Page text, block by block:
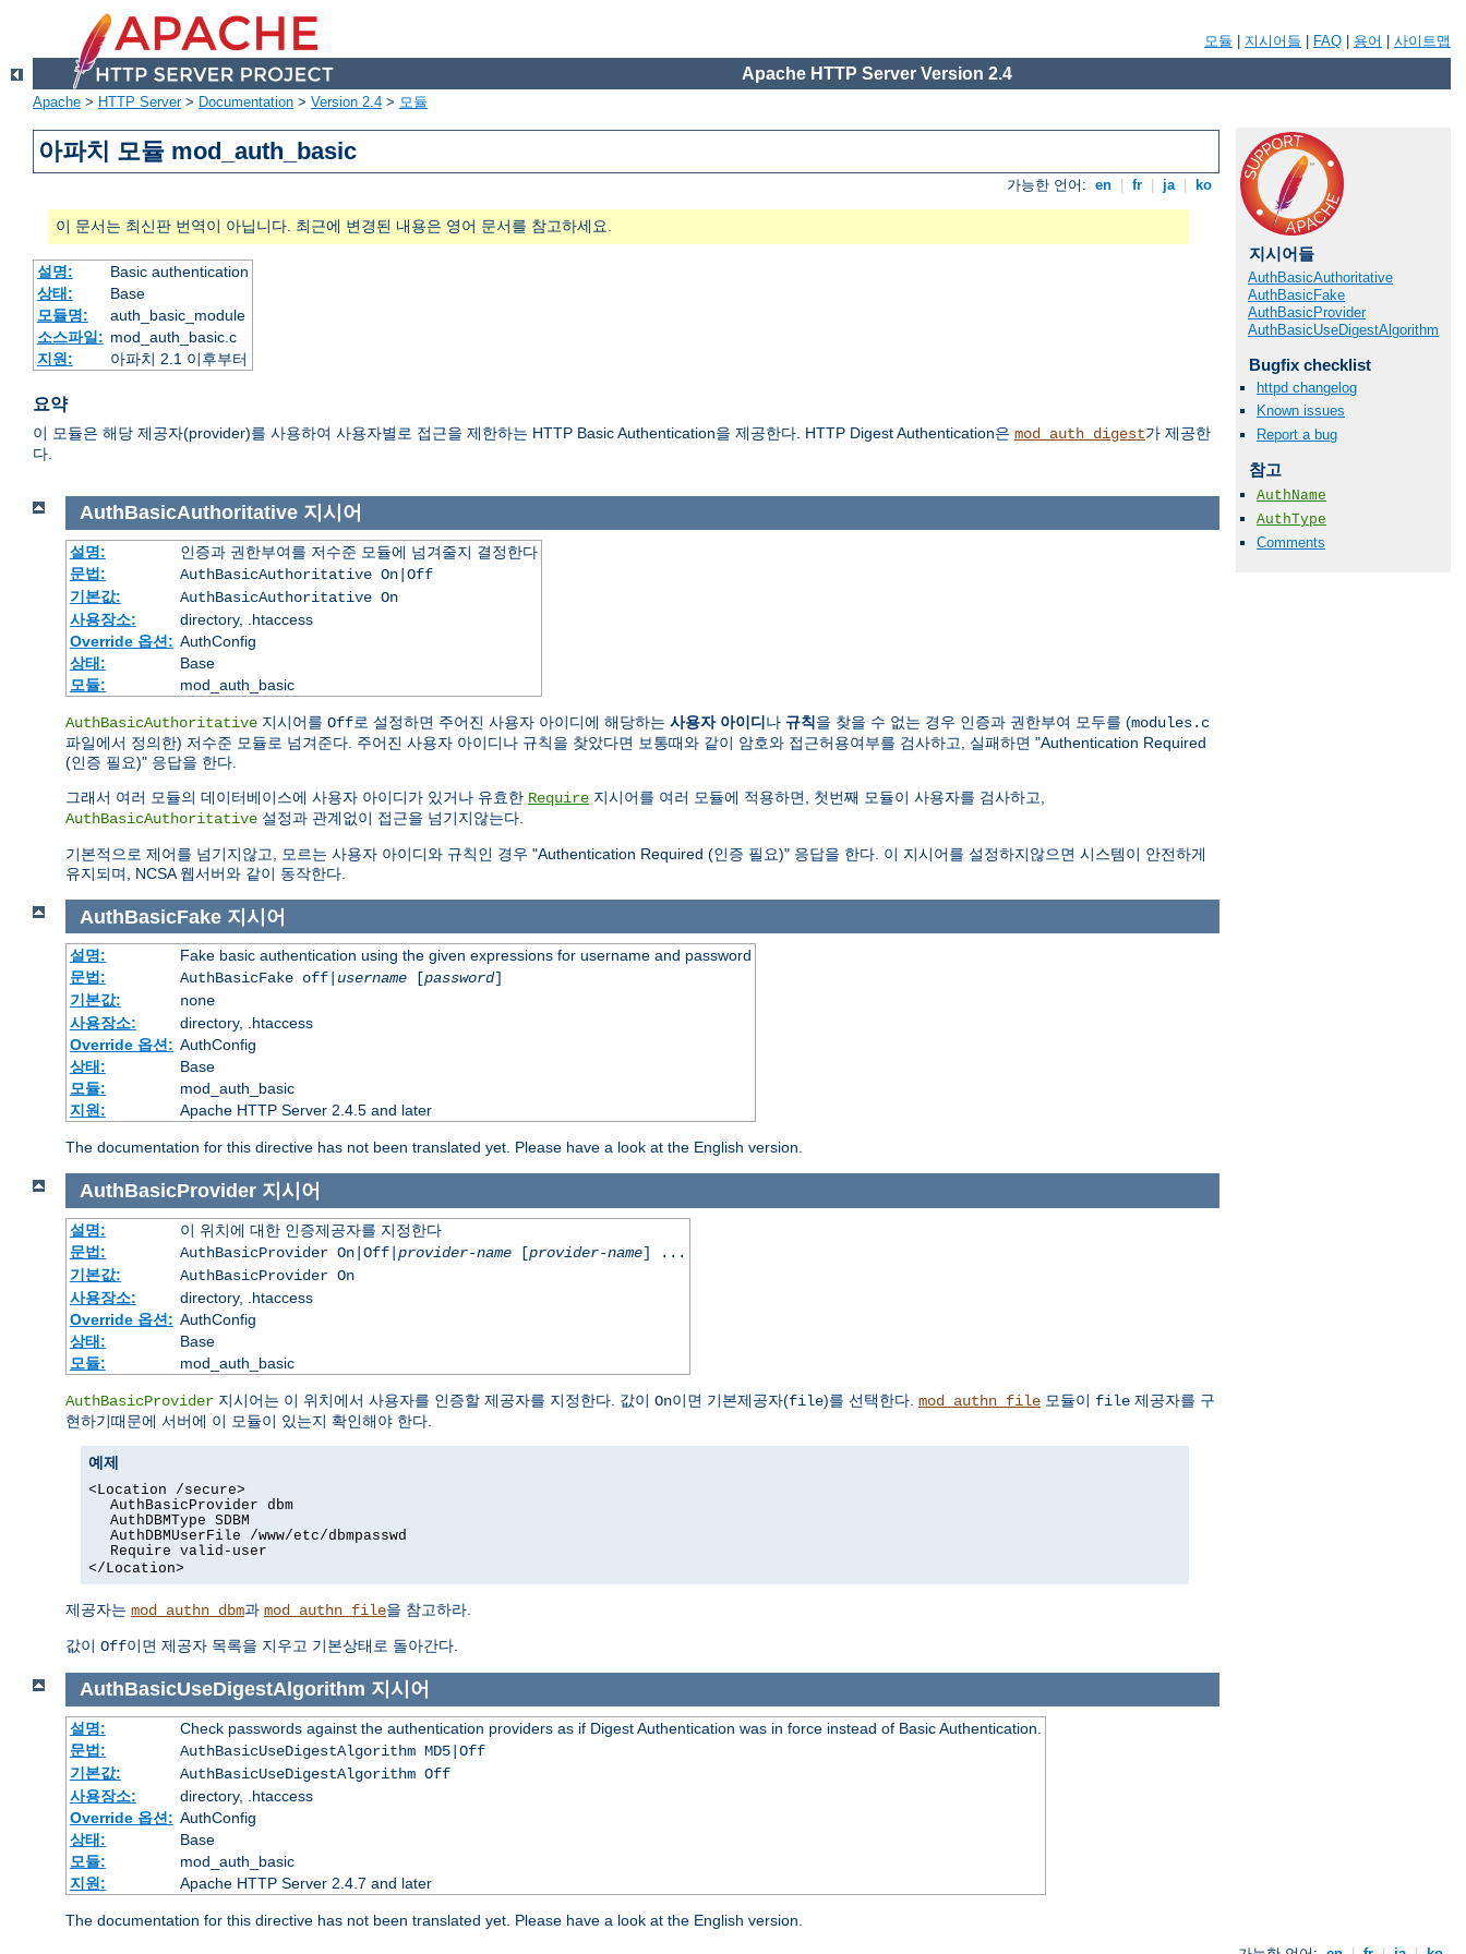
모듈 지시어들 FAQ 용어 사이트맵
Apache HTTP Server Version 2.4
Apache > HTTP Server> Documentation > Version 2.4 > 모듈
아파치 모듈 mod_auth_basic
가능한 언어: en fr ja ko
이 문서는 최신판 번역이 아닙니다. 최근에 변경된 내용은 영어 문서를 참고하세요.
설명:
Basic authentication
상태:
Base
모듈명:
auth_basic_module
소스파일: mod_auth_basic.c
지원:
아파치 2.1 이후부터
요약
이 모듈은 해당 제공자(provider)를 사용하여 사용자별로 접근을 제한하는 HTTP Basic Authentication을 제공한다. HTTP Digest Authentication은 mod_auth_digest가 제공한
다.
지시어들
AuthBasicAuthoritative
AuthBasicFake
AuthBasicProvider
AuthBasicUseDigestAlgorithm
Bugfix checklist
httpd changelog
Known issues
Report a bug
참고
AuthName
AuthType
Comments
AuthBasicAuthoritative 지시어
설명:
인증과 권한부여를 저수준 모듈에 넘겨줄지 결정한다
문법:
AuthBasicAuthoritative On|Off
기본값:
AuthBasicAuthoritative On
사용장소:
directory, .htaccess
Override 옵션: AuthConfig
상태:
Base
모듈:
mod_auth_basic
AuthBasicAuthoritative 지시어를 Off로 설정하면 주어진 사용자 아이디에 해당하는 사용자 아이디 나 규칙을 찾을 수 없는 경우 인증과 권한부여 모두를 (modules.c
파일에서 정의한) 저수준 모듈로 넘겨준다. 주어진 사용자 아이디나 규칙을 찾았다면 보통때와 같이 암호와 접근허용여부를 검사하고, 실패하면 "Authentication Required
(인증 필요)" 응답을 한다.
그래서 여러 모듈의 데이터베이스에 사용자 아이디가 있거나 유효한 Require 지시어를 여러 모듈에 적용하면, 첫번째 모듈이 사용자를 검사하고,
AuthBasicAuthoritative 설정과 관계없이 접근을 넘기지않는다.
기본적으로 제어를 넘기지않고, 모르는 사용자 아이디와 규칙인 경우 "Authentication Required (인증 필요)" 응답을 한다. 이 지시어를 설정하지않으면 시스템이 안전하게
유지되며, NCSA 웹서버와 같이 동작한다.
AuthBasicFake 지시어
설명:
Fake basic authentication using the given expressions for username and password
문법:
AuthBasicFake off| username[password]
기본값:
none
사용장소:
directory, .htaccess
Override 옵션: AuthConfig
상태:
Base
모듈:
mod_auth_basic
지원:
Apache HTTP Server 2.4.5 and later
The documentation for this directive has not been translated yet. Please have a look at the English version.
AuthBasicProvider 지시어
설명:
이 위치에 대한 인증제공자를 지정한다
문법:
AuthBasicProvider On|Off| provider-name[provider-name] ...
기본값:
AuthBasicProvider On
사용장소:
directory, .htaccess
Override 옵션: AuthConfig
상태:
Base
모듈:
mod_auth_basic
AuthBasicProvider 지시어는 이 위치에서 사용자를 인증할 제공자를 지정한다. 값이 On이면 기본제공자(file)를 선택한다. mod_authn_file 모듈이 file 제공자를 구
현하기때문에 서버에 이 모듈이 있는지 확인해야 한다.
예제
<Location /secure>
AuthBasicProvider dbm
AuthDBMType SDBM
AuthDBMUserFile /www/etc/dbmpasswd
Require valid-user
</Location>
제공자는 mod_authn_dbm과 mod_authn_file을 참고하라.
값이 Off이면 제공자 목록을 지우고 기본상태로 돌아간다.
AuthBasicUseDigestAlgorithm 지시어
설명:
Check passwords against the authentication providers as if Digest Authentication was in force instead of Basic Authentication.
문법:
AuthBasicUseDigestAlgorithm MD5|Off
기본값:
AuthBasicUseDigestAlgorithm Off
사용장소:
directory, .htaccess
Override 옵션: AuthConfig
상태:
Base
모듈:
mod_auth_basic
지원:
Apache HTTP Server 2.4.7 and later
The documentation for this directive has not been translated yet. Please have a look at the English version.